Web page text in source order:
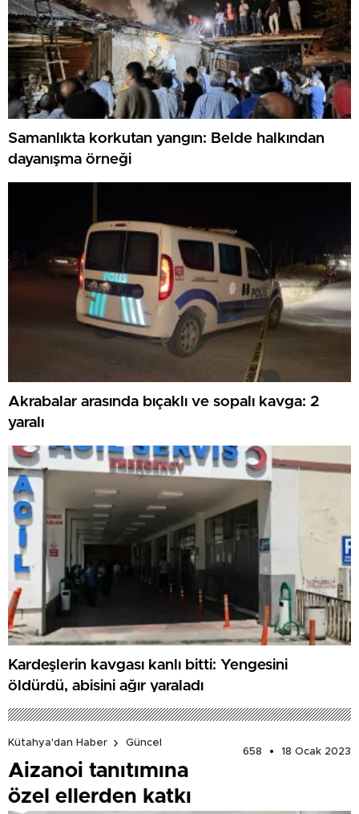
Samanlıkta korkutan yangın: Belde halkından
dayanışma örneği
Akrabalar arasında bıçaklı ve sopalı kavga: 2
yaralı
Kardeşlerin kavgası kanlı bitti: Yengesini
öldürdü, abisini ağır yaraladı
Kütahya'dan Haber
Güncel
658
18 Ocak 2023
Aizanoi tanıtımına
özel ellerden katkı